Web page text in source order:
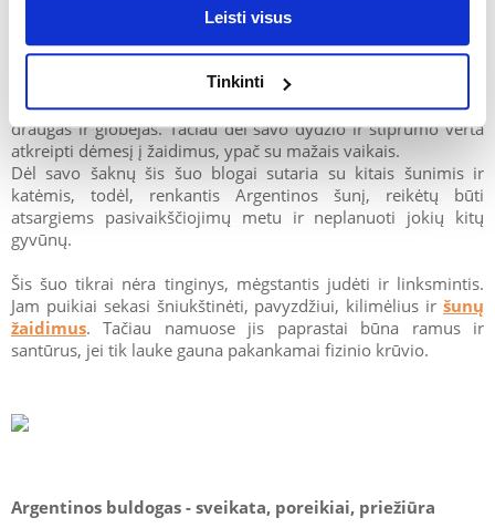
Leisti visus
Tinkinti
gali pabusti neišmatuojamos nepriklausomybės ir
užsispyrimo atsargos.
Argentinos dogas ir vaikai? Argentinos šuniui nėra jokių
kliūčių gyventi namuose su vaikais. Jis gali būti kantrus
draugas ir globėjas. Tačiau dėl savo dydžio ir stiprumo verta
atkreipti dėmesį į žaidimus, ypač su mažais vaikais.
Dėl savo šaknų šis šuo blogai sutaria su kitais šunimis ir
katėmis, todėl, renkantis Argentinos šunį, reikėtų būti
atsargiems pasivaikščiojimų metu ir neplanuoti jokių kitų
gyvūnų.
Šis šuo tikrai nėra tinginys, mėgstantis judėti ir linksmintis.
Jam puikiai sekasi šniukštinėti, pavyzdžiui, kilimėlius ir šunų
žaidimus. Tačiau namuose jis paprastai būna ramus ir
santūrus, jei tik lauke gauna pakankamai fizinio krūvio.
Argentinos buldogas - sveikata, poreikiai, priežiūra